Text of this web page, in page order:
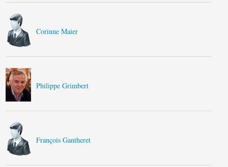
Corinne Maier
Philippe Grimbert
François Gantheret